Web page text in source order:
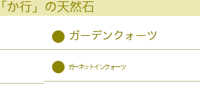
「か行」の天然石
● ガーデンクォーツ
● ガーネットインクォーツ